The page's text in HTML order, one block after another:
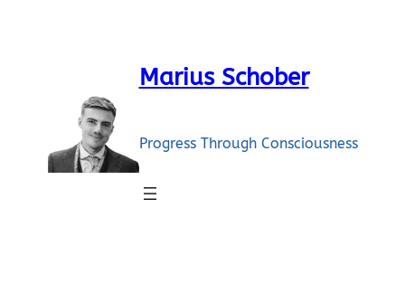
Marius Schober
Progress Through Consciousness